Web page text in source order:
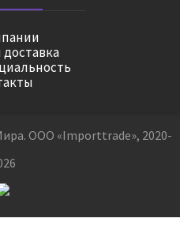
ООО «Importtrade», 2020-